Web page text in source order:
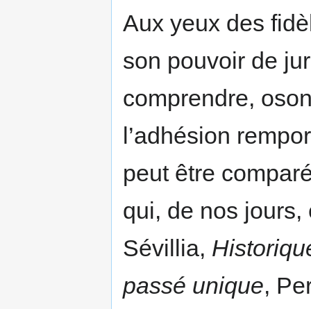
Aux yeux des
son pouvoir de
comprendre,
l’adhésion
peut être
qui, de nos
Sévillia,
passé unique,